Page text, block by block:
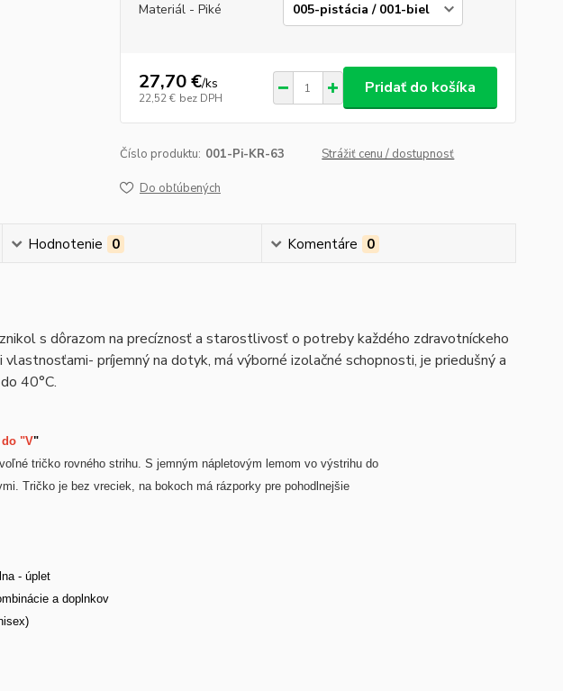
Materiál - Piké
27,70 €/ks
22,52 € bez DPH
Pridať do košíka
Číslo produktu: 001-Pi-KR-63 Strážiť cenu / dostupnosť
Do obľúbených
Hodnotenie 0 Komentáre 0
s dôrazom na precíznosť a starostlivosť o potreby každého zdravotníckeho
príjemný na dotyk, má výborné izolačné schopnosti, je priedušný a
40°C.
"V"
tričko rovného strihu. S jemným nápletovým lemom vo výstrihu do
Tričko je bez vreciek, na bokoch má rázporky pre pohodlnejšie
- úplet
a doplnkov